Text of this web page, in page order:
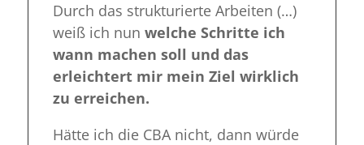
Durch das strukturierte Arbeiten (…)
weiß ich nun welche Schritte ich
wann machen soll und das
erleichtert mir mein Ziel wirklich
zu erreichen.
Hätte ich die CBA nicht, dann würde